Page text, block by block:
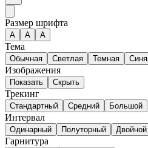
Размер шрифта
А A A
Тема
Обычная Светлая Темная
Изображения
Показать Скрыть
Трекинг
Стандартный Средний Большой
Интервал
Одинарный Полуторный Двойной
Гарнитура